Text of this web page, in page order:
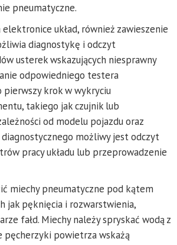
pneumatyczne.
układ, również zawieszenie
diagnostykę i odczyt
usterek wskazujących niesprawny
odpowiedniego testera
krok w wykryciu
takiego jak czujnik lub
od modelu pojazdu oraz
możliwy jest odczyt
pracy układu lub przeprowadzenie
miechy pneumatyczne pod kątem
jak pęknięcia i rozwarstwienia,
fałd. Miechy należy spryskać wodą z
pęcherzyki powietrza wskażą